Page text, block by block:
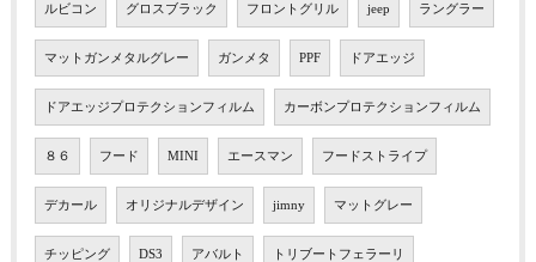
ルビコン グロスブラック フロントグリル jeep ラングラー
マットガンメタルグレー ガンメタ PPF ドアエッジ
ドアエッジプロテクションフィルム カーボンプロテクションフィルム
８６ フード MINI エースマン フードストライプ
デカール オリジナルデザイン jimny マットグレー
チッピング DS3 アバルト トリブートフェラーリ